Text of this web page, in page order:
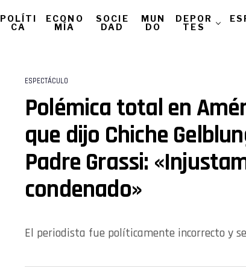
POLÍTI
CA
ECONO
MÍA
SOCIE
DAD
MUN
DO
DEPOR
TES
ESPECTÁCULO
Polémica total en
que dijo Chiche
Padre Grassi:
condenado»
El periodista fue políticamente incorrecto y